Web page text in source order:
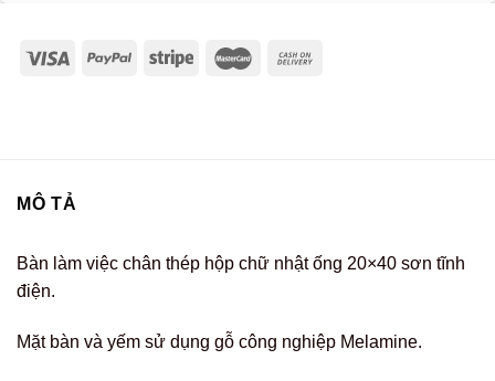
MÔ TẢ
Bàn làm việc chân thép hộp chữ nhật ống 20×40 sơn tĩnh
điện.
Mặt bàn và yếm sử dụng gỗ công nghiệp Melamine.